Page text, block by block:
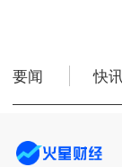
要闻 快